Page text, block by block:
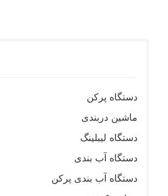
دستگاه پرکن
ماشین دربندی
دستگاه لیبلینگ
دستگاه آب بندی
دستگاه آب بندی پرکن